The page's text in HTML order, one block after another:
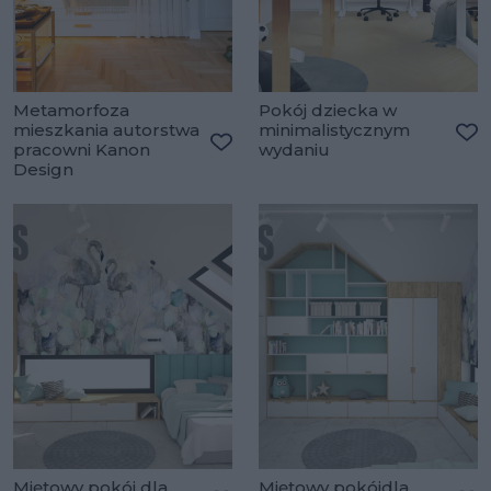
Metamorfoza
mieszkania autorstwa
pracowni Kanon
Design
Dodaj do ulubionych
Pokój dziecka w
minimalistycznym
wydaniu